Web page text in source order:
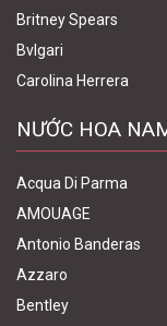
Britney Spears
Bvlgari
Carolina Herrera
NƯỚC HOA
Acqua Di Parma
AMOUAGE
Antonio Banderas
Azzaro
Bentley